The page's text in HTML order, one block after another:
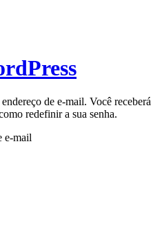
de e-mail. Você receberá
redefinir a sua senha.
e-mail